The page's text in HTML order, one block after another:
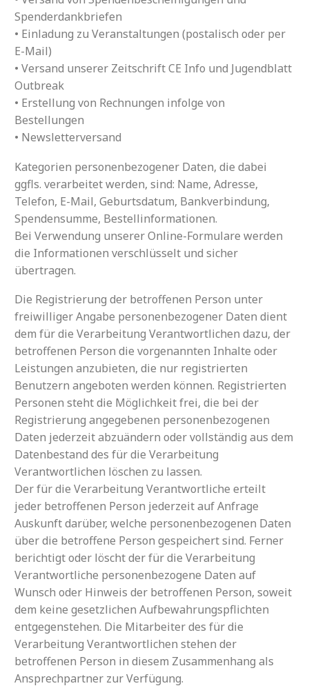
Spenderdankbriefen
• Einladung zu Veranstaltungen (postalisch oder per
E-Mail)
• Versand unserer Zeitschrift CE Info und Jugendblatt
Outbreak
• Erstellung von Rechnungen infolge von
Bestellungen
• Newsletterversand
Kategorien personenbezogener Daten, die dabei
ggfls. verarbeitet werden, sind: Name, Adresse,
Telefon, E-Mail, Geburtsdatum, Bankverbindung,
Spendensumme, Bestellinformationen.
Bei Verwendung unserer Online-Formulare werden
die Informationen verschlüsselt und sicher
übertragen.
Die Registrierung der betroffenen Person unter
freiwilliger Angabe personenbezogener Daten dient
dem für die Verarbeitung Verantwortlichen dazu, der
betroffenen Person die vorgenannten Inhalte oder
Leistungen anzubieten, die nur registrierten
Benutzern angeboten werden können. Registrierten
Personen steht die Möglichkeit frei, die bei der
Registrierung angegebenen personenbezogenen
Daten jederzeit abzuändern oder vollständig aus dem
Datenbestand des für die Verarbeitung
Verantwortlichen löschen zu lassen.
Der für die Verarbeitung Verantwortliche erteilt
jeder betroffenen Person jederzeit auf Anfrage
Auskunft darüber, welche personenbezogenen Daten
über die betroffene Person gespeichert sind. Ferner
berichtigt oder löscht der für die Verarbeitung
Verantwortliche personenbezogene Daten auf
Wunsch oder Hinweis der betroffenen Person, soweit
dem keine gesetzlichen Aufbewahrungspflichten
entgegenstehen. Die Mitarbeiter des für die
Verarbeitung Verantwortlichen stehen der
betroffenen Person in diesem Zusammenhang als
Ansprechpartner zur Verfügung.